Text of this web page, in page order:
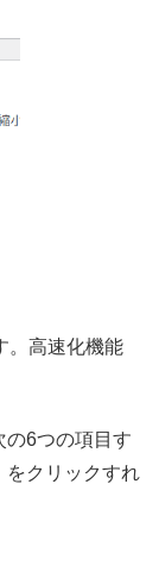
。高速化機能
の6つの項目す
クリックすれ